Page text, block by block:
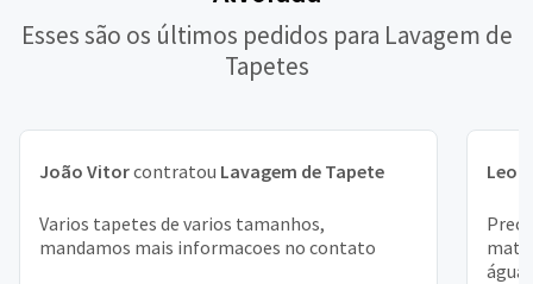
Esses são os últimos pedidos para Lavagem de
Tapetes
João Vitorcontratou Lavagem de Tapete
Varios tapetes de varios tamanhos,
mandamos mais informacoes no contato
água